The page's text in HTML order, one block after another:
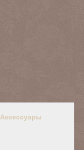
Аксессуары